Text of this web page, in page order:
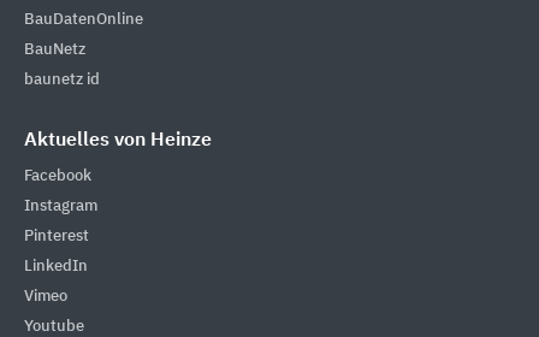
BauDatenOnline
BauNetz
baunetz id
Aktuelles von Heinze
Facebook
Instagram
Pinterest
LinkedIn
Vimeo
Youtube